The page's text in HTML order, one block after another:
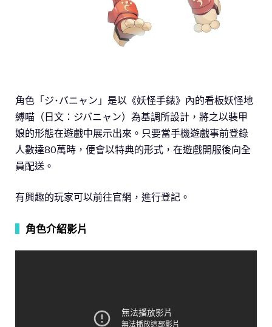
角色「ジ･バニャン」是以《妖怪手錶》內的看板妖怪地
縛喵（日文：ジバニャン）為基調所設計，將之以裝甲
娘的形態在遊戲中展示出來。只要當手機遊戲事前登錄
人數達80萬時，便會以特典的形式，在遊戲開服後向全
員配送。
有興趣的玩家可以前往官網，進行登記。
角色介紹影片